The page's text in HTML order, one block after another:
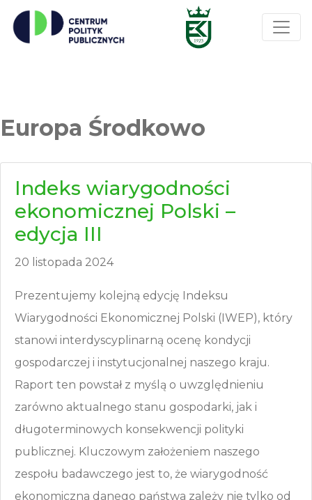
Europa Środkowo
Indeks wiarygodności
ekonomicznej Polski –
edycja III
20 listopada 2024
Prezentujemy kolejną edycję Indeksu
Wiarygodności Ekonomicznej Polski (IWEP), który
stanowi interdyscyplinarną ocenę kondycji
gospodarczej i instytucjonalnej naszego kraju.
Raport ten powstał z myślą o uwzględnieniu
zarówno aktualnego stanu gospodarki, jak i
długoterminowych konsekwencji polityki
publicznej. Kluczowym założeniem naszego
zespołu badawczego jest to, że wiarygodność
ekonomiczna danego państwa zależy nie tylko od